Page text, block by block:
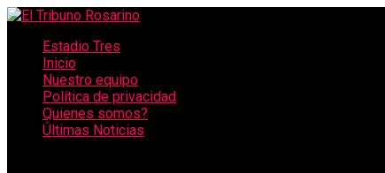
Estadio Tres
Inicio
Nuestro equipo
Política de privacidad
Quienes somos?
Últimas Noticias